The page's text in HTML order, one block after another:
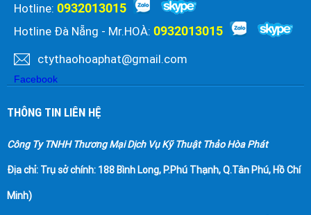
Hotline: 0932013015
Hotline Đà Nẵng - Mr.HOÀ: 0932013015
ctythaohoaphat@gmail.com
Facebook
THÔNG TIN LIÊN HỆ
Công Ty TNHH Thương Mại Dịch Vụ Kỹ Thuật Thảo Hòa Phát
Địa chỉ: Trụ sở chính: 188 Bình Long, P.Phú Thạnh, Q.Tân Phú, Hồ Chí
Minh)